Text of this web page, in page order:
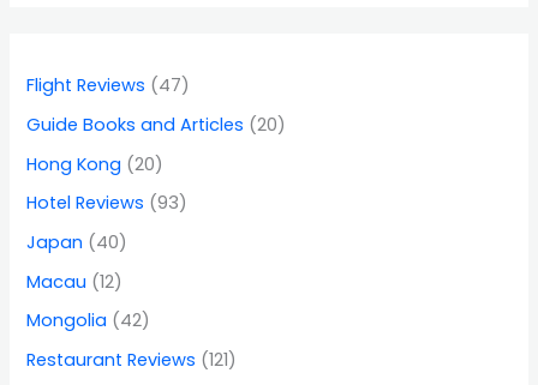
Flight Reviews (47)
Guide Books and Articles (20)
Hong Kong (20)
Hotel Reviews (93)
Japan (40)
Macau (12)
Mongolia (42)
Restaurant Reviews (121)